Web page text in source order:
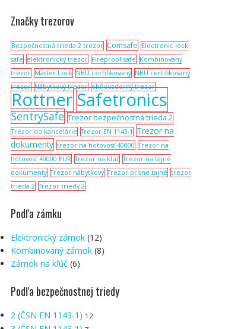
Značky trezorov
Bezpečnostná trieda 2 trezor Comsafe Electronic lock
safe elektronický trezor Fireproof safe Kombinovaný
trezor Master Lock NBÚ certifikovaný NBÚ certifikovaný
trezor Nábytkový trezor ohňovzdorný trezor
RottnerSafetronics
SentrySafe Trezor bezpečnostná trieda 2
Trezor do kancelárie Trezor EN 1143-1
Trezor na
dokumenty trezor na hotovosť 40000 Trezor na
hotovosť 40000 EUR Trezor na kľúč Trezor na tajné
dokumenty Trezor nábytkový Trezor prísne tajné trezor
trieda 2 Trezor triedy 2
Podľa zámku
Elektronický zámok (12)
Kombinovaný zámok (8)
Zámok na kľúč (6)
Podľa bezpečnostnej triedy
2 (ČSN EN 1143-1) 12